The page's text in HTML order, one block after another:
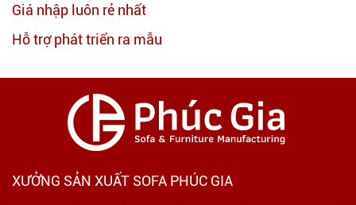
Giá nhập luôn rẻ nhất
Hỗ trợ phát triển ra mẫu
XƯỞNG SẢN XUẤT SOFA PHÚC GIA